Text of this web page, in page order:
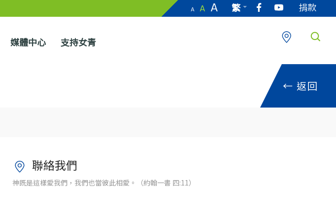
A A A
繁
捐款
媒體中心 支持女青
← 返回
聯絡我們
神既是這樣愛我們，我們也當彼此相愛。（約翰一書 四:11）